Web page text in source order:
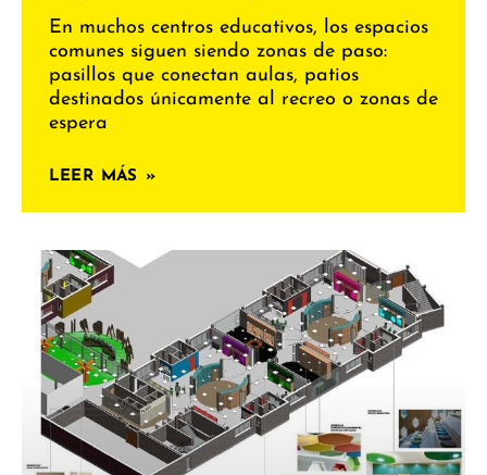
En muchos centros educativos, los espacios
comunes siguen siendo zonas de paso:
pasillos que conectan aulas, patios
destinados únicamente al recreo o zonas de
espera
LEER MÁS »